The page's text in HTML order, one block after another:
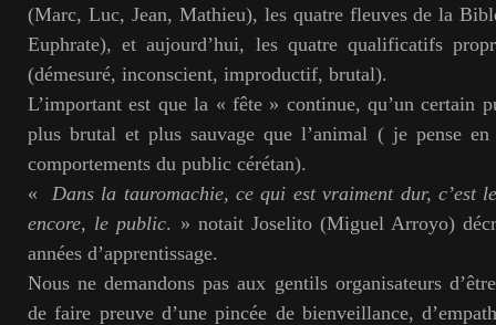
(Marc, Luc, Jean, Mathieu), les quatre fleuves de la
Euphrate), et aujourd’hui, les quatre qualificatifs
(démesuré, inconscient, improductif, brutal).
L’important est que la « fête » continue, qu’un certain
plus brutal et plus sauvage que l’animal ( je pense
comportements du public cérétan).
« Dans la tauromachie, ce qui est vraiment dur, c’est
encore, le public. » notait Joselito (Miguel Arroyo)
années d’apprentissage.
Nous ne demandons pas aux gentils organisateurs
de faire preuve d’une pincée de bienveillance,